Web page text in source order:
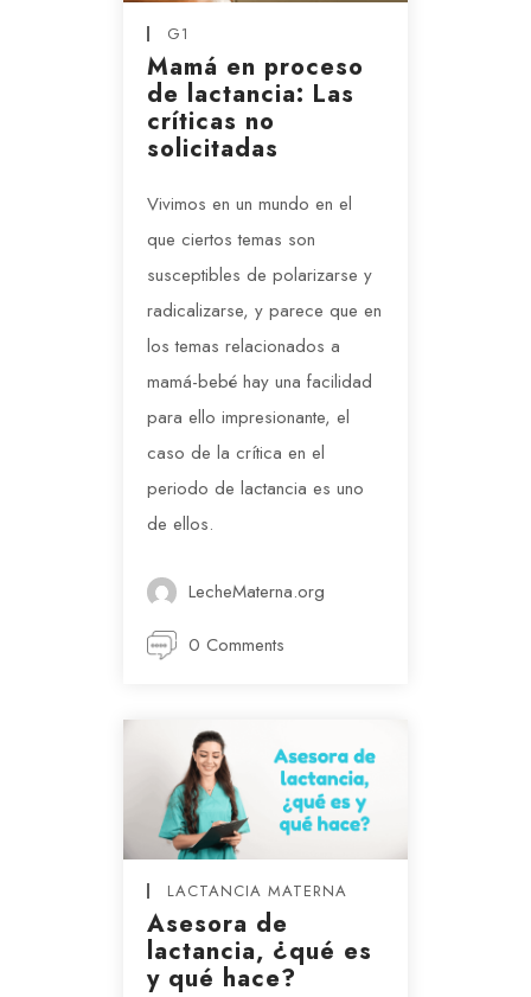
G1
Mamá en proceso
de lactancia: Las
críticas no
solicitadas
Vivimos en un mundo en el
que ciertos temas son
susceptibles de polarizarse y
radicalizarse, y parece que en
los temas relacionados a
mamá-bebé hay una facilidad
para ello impresionante, el
caso de la crítica en el
periodo de lactancia es uno
de ellos.
LecheMaterna.org
0 Comments
LACTANCIA MATERNA
Asesora de
lactancia, ¿qué es
y qué hace?